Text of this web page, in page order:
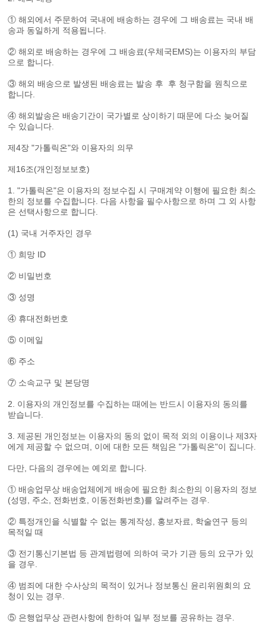
① 해외에서 주문하여 국내에 배송하는 경우에 그 배송료는 국내 배
송과 동일하게 적용됩니다.
② 해외로 배송하는 경우에 그 배송료(우체국EMS)는 이용자의 부담
으로 합니다.
③ 해외 배송으로 발생된 배송료는 발송 후 후 청구함을 원칙으로
합니다.
④ 해외발송은 배송기간이 국가별로 상이하기 때문에 다소 늦어질
수 있습니다.
제4장 "가톨릭온"와 이용자의 의무
제16조(개인정보보호)
1. "가톨릭온"은 이용자의 정보수집 시 구매계약 이행에 필요한 최소
한의 정보를 수집합니다. 다음 사항을 필수사항으로 하며 그 외 사항
은 선택사항으로 합니다.
(1) 국내 거주자인 경우
① 희망 ID
② 비밀번호
③ 성명
④ 휴대전화번호
⑤ 이메일
⑥ 주소
⑦ 소속교구 및 본당명
2. 이용자의 개인정보를 수집하는 때에는 반드시 이용자의 동의를
받습니다.
3. 제공된 개인정보는 이용자의 동의 없이 목적 외의 이용이나 제3자
에게 제공할 수 없으며, 이에 대한 모든 책임은 "가톨릭온"이 집니다.
다만, 다음의 경우에는 예외로 합니다.
① 배송업무상 배송업체에게 배송에 필요한 최소한의 이용자의 정보
(성명, 주소, 전화번호, 이동전화번호)를 알려주는 경우.
② 특정개인을 식별할 수 없는 통계작성, 홍보자료, 학술연구 등의
목적일 때
③ 전기통신기본법 등 관계법령에 의하여 국가 기관 등의 요구가 있
을 경우.
④ 범죄에 대한 수사상의 목적이 있거나 정보통신 윤리위원회의 요
청이 있는 경우.
⑤ 은행업무상 관련사항에 한하여 일부 정보를 공유하는 경우.